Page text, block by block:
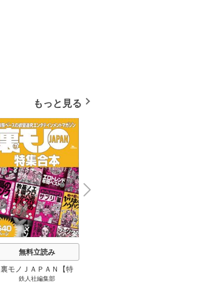
もっと見る
無料立読み
裏モノＪＡＰＡＮ【特
集】★超ボリューム版６
鉄人社編集部
N
e
x
t